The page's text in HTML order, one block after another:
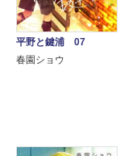
平野と鍵浦 07
春園ショウ